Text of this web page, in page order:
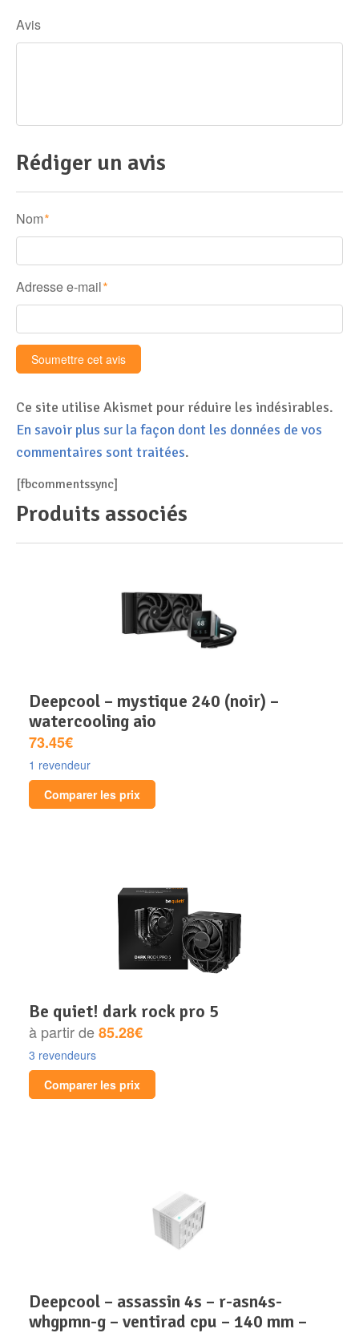
Avis
Rédiger un avis
Nom *
Adresse e-mail *
Ce site utilise Akismet pour réduire les indésirables.
En savoir plus sur la façon dont les données de vos
commentaires sont traitées.
[fbcommentssync]
Produits associés
deepcool – mystique 240 (noir) –
watercooling aio
73.45€
1 revendeur
Comparer les prix
be quiet! dark rock pro 5
à partir de85.28€
3 revendeurs
Comparer les prix
deepcool – assassin 4s – r-asn4s-
whgpmn-g – ventirad cpu – 140 mm –